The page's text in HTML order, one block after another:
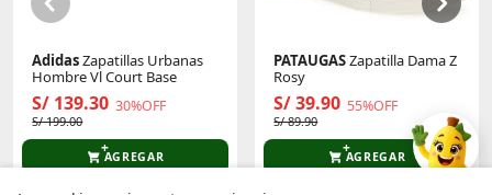
AdidasZapatillas Urbanas
Hombre Vl Court Base
S/ 139.30 30%OFF
S/ 199.00
AGREGAR
PATAUGASZapatilla Dama Z
Rosy
S/ 39.90 55%OFF
S/ 89.90
AGREGAR